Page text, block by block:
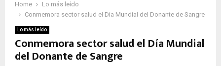
Home
Lo más leído
Conmemora sector salud el Día Mundial del Donante de Sangre
Lo más leído
Conmemora sector salud el Día Mundial
del Donante de Sangre